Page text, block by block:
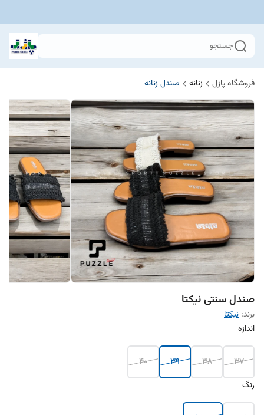
جستجو
فروشگاه پازل زنانه صندل زنانه
صندل سنتی نیکتا
برند: نیکتا
اندازه
37
38
39
40
رنگ